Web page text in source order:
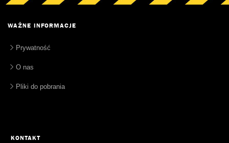
WAŻNE INFORMACJE
Prywatność
O nas
Pliki do pobrania
KONTAKT